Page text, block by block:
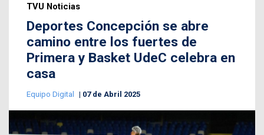
TVU Noticias
Deportes Concepción se abre
camino entre los fuertes de
Primera y Basket UdeC celebra en
casa
Equipo Digital 07 de Abril 2025